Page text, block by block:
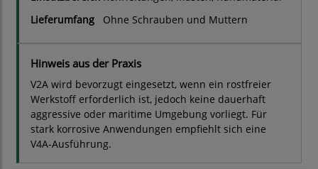
Lieferumfang
Ohne Schrauben und Muttern
Hinweis aus der Praxis
V2A wird bevorzugt eingesetzt, wenn ein rostfreier
Werkstoff erforderlich ist, jedoch keine dauerhaft
aggressive oder maritime Umgebung vorliegt. Für
stark korrosive Anwendungen empfiehlt sich eine
V4A-Ausführung.